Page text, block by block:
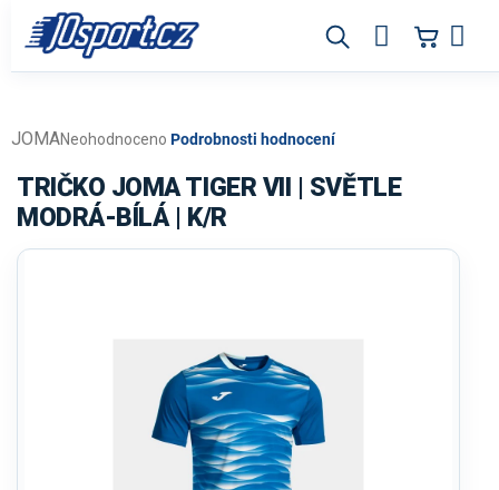
obsah
Průměrné
produktu
je
0,0
Neohodnoceno Podrobnosti hodnocení
JOMA
TRIČKO JOMA TIGER VII | SVĚTLE
MODRÁ-BÍLÁ | K/R